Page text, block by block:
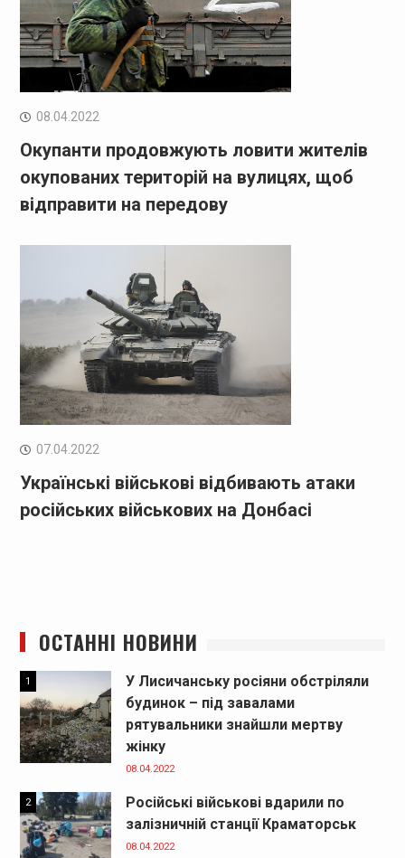
08.04.2022
Окупанти продовжують ловити жителів
окупованих територій на вулицях, щоб
відправити на передову
07.04.2022
Українські військові відбивають атаки
російських військових на Донбасі
ОСТАННІ НОВИНИ
1
У Лисичанську росіяни обстріляли
будинок – під завалами
рятувальники знайшли мертву
жінку
08.04.2022
2
Російські військові вдарили по
залізничній станції Краматорськ
08.04.2022